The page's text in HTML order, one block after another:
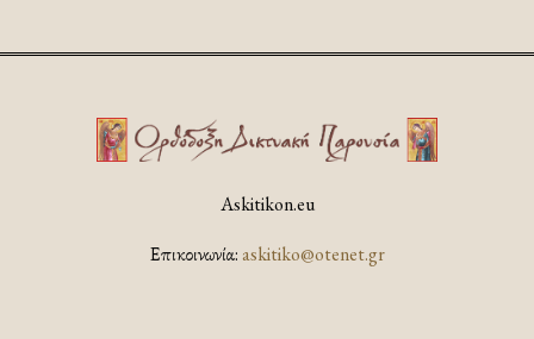
Askitikon.eu
Επικοινωνία:askitiko@otenet.gr